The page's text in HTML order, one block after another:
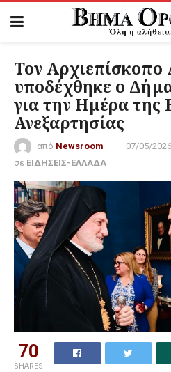
Τον Αρχιεπίσκοπο
υποδέχθηκε ο
για την Ημέρα της
Ανεξαρτησίας
από Newsroom
07/05/
σε ΕΙΔΗΣΕΙΣ-ΕΛΛΑΔΑ
70
SHARES